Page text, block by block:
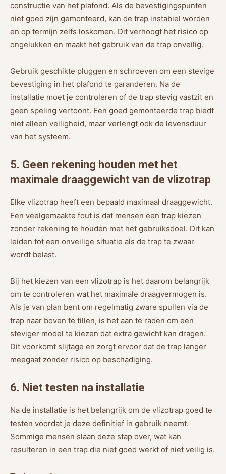
constructie van het plafond. Als de bevestigingspunten
niet goed zijn gemonteerd, kan de trap instabiel worden
en op termijn zelfs loskomen. Dit verhoogt het risico op
ongelukken en maakt het gebruik van de trap onveilig.
Gebruik geschikte pluggen en schroeven om een stevige
bevestiging in het plafond te garanderen. Na de
installatie moet je controleren of de trap stevig vastzit en
geen speling vertoont. Een goed gemonteerde trap biedt
niet alleen veiligheid, maar verlengt ook de levensduur
van het systeem.
5. Geen rekening houden met het
maximale draaggewicht van de vlizotrap
Elke vlizotrap heeft een bepaald maximaal draaggewicht.
Een veelgemaakte fout is dat mensen een trap kiezen
zonder rekening te houden met het gebruiksdoel. Dit kan
leiden tot een onveilige situatie als de trap te zwaar
wordt belast.
Bij het kiezen van een vlizotrap is het daarom belangrijk
om te controleren wat het maximale draagvermogen is.
Als je van plan bent om regelmatig zware spullen via de
trap naar boven te tillen, is het aan te raden om een
steviger model te kiezen dat extra gewicht kan dragen.
Dit voorkomt slijtage en zorgt ervoor dat de trap langer
meegaat zonder risico op beschadiging.
6. Niet testen na installatie
Na de installatie is het belangrijk om de vlizotrap goed te
testen voordat je deze definitief in gebruik neemt.
Sommige mensen slaan deze stap over, wat kan
resulteren in een trap die niet goed werkt of niet veilig is.